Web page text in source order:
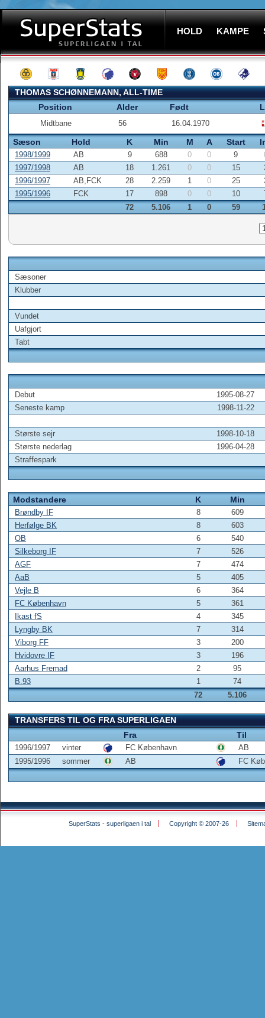
HOLD KAMPE
THOMAS SCHØNNEMANN, ALL-TIME
Position
Alder Født
Midtbane 56 16.04.1970
Sæson Hold K Min M A Start
1998/1999 AB 9 688 0 0 9
1997/1998
AB 18 1.261 0 0 15
1996/1997
AB,FCK 28 2.259 1 0 25
1995/1996
FCK 17 898 0 0 10
72
5.106 1 0 59
Sæsoner
Klubber
Vundet
Uafgjort
Tabt
Debut
1995-08-27
Seneste kamp
1998-11-22
Største sejr
1998-10-18
Største nederlag
1996-04-28
Straffespark
Modstandere K Min
Brøndby IF 8
609
Herfølge BK
8
603
OB
6
540
Silkeborg IF
7
526
AGF
7
474
AaB
5
405
Vejle B
6
364
FC København
5
361
Ikast fS
4
345
Lyngby BK
7
314
Viborg FF
3
200
Hvidovre IF
3
196
Aarhus Fremad
2
95
B.93
1
74
72
5.106
TRANSFERS TIL OG FRA SUPERLIGAEN
Fra
Til
1996/1997 vinter FC København
AB
1995/1996
sommer AB FC
SuperStats - superligaen i tal Copyright © 2007-26